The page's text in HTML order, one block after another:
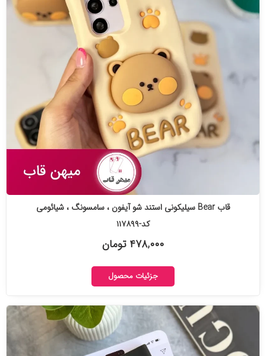
قاب Bear سیلیکونی استند شو آیفون ، سامسونگ ، شیائومی
کد-۱۱۷۸۹۹
۴۷۸,۰۰۰ تومان
جزئیات محصول